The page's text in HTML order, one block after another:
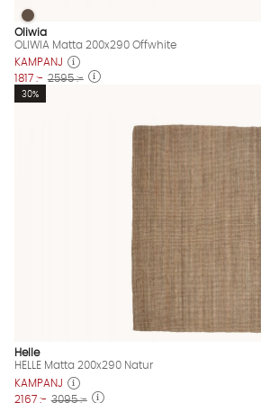
OLIWIA Matta 200x290 Offwhite Finns
OLIWIA Matta 200x290 Offwhite
Oliwia
OLIWIA Matta 200x290 Offwhite
KAMPANJ
1817 :- 2595 :-
30%
Helle
HELLE Matta 200x290 Natur
KAMPANJ
2167 :- 3095 :-